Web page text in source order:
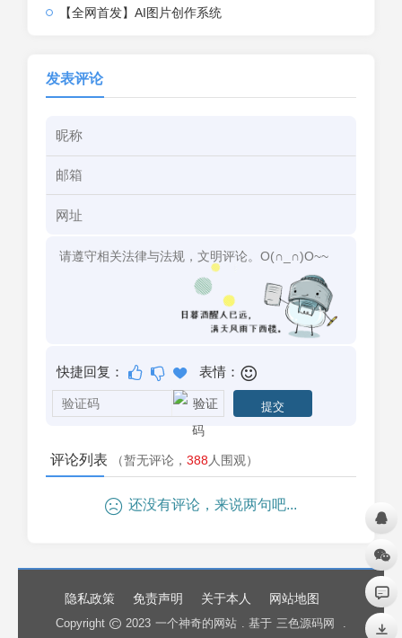
【全网首发】AI图片创作系统
发表评论
快捷回复： 表情：
评论列表 （暂无评论， 388 人围观）
还没有评论，来说两句吧...
隐私政策 免责声明 关于本人 网站地图
Copyright 2023 一个神奇的网站 . 基于 三色源码网 .